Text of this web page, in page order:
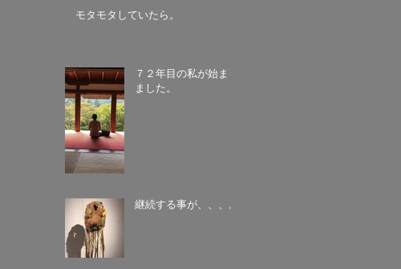
モタモタしていたら。
７２年目の私が始まり
ました。
継続する事が、、、。